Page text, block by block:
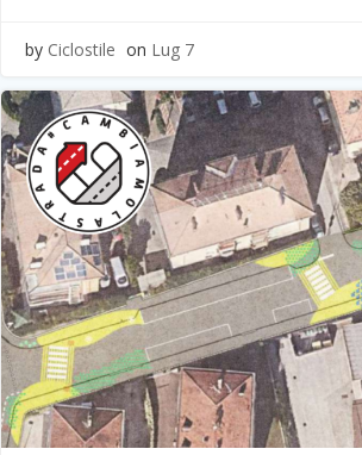
by Ciclostile on Lug 7